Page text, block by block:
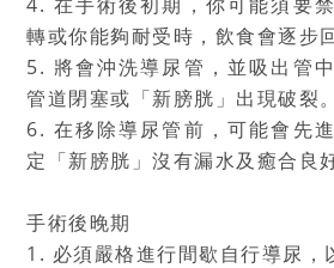
轉或你能夠耐受時，飲食會逐步
5. 將會沖洗導尿管，並吸出管
管道閉塞或「新膀胱」出現破裂。
6. 在移除導尿管前，可能會先
定「新膀胱」沒有漏水及癒合良好
手術後晚期
1. 必須嚴格進行間歇自行導尿，